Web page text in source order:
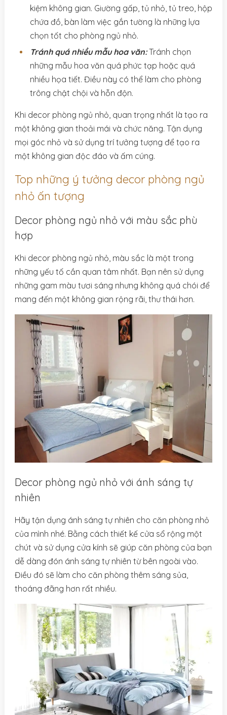
kiệm không gian. Giường gấp, tủ nhỏ, tủ treo, hộp
chứa đồ, bàn làm việc gắn tường là những lựa
chọn tốt cho phòng ngủ nhỏ.
Tránh quá nhiều mẫu hoa văn:Tránh chọn
những mẫu hoa văn quá phức tạp hoặc quá
nhiều họa tiết. Điều này có thể làm cho phòng
trông chật chội và hỗn độn.
Khi decor phòng ngủ nhỏ, quan trọng nhất là tạo ra
một không gian thoải mái và chức năng. Tận dụng
mọi góc nhỏ và sử dụng trí tưởng tượng để tạo ra
một không gian độc đáo và ấm cúng.
Top những ý tưởng decor phòng ngủ
nhỏ ấn tượng
Decor phòng ngủ nhỏ với màu sắc phù
hợp
Khi decor phòng ngủ nhỏ, màu sắc là một trong
những yếu tố cần quan tâm nhất. Bạn nên sử dụng
những gam màu tươi sáng nhưng không quá chói để
mang đến một không gian rộng rãi, thư thái hơn.
Decor phòng ngủ nhỏ với ánh sáng tự
nhiên
Hãy tận dụng ánh sáng tự nhiên cho căn phòng nhỏ
của mình nhé. Bằng cách thiết kế cửa sổ rộng một
chút và sử dụng cửa kính sẽ giúp căn phòng của bạn
dễ dàng đón ánh sáng tự nhiên từ bên ngoài vào.
Điều đó sẽ làm cho căn phòng thêm sáng sủa,
thoáng đãng hơn rất nhiều.